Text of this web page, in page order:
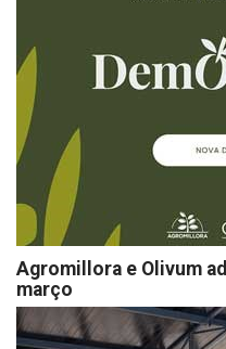
Agromillora e Olivum
março